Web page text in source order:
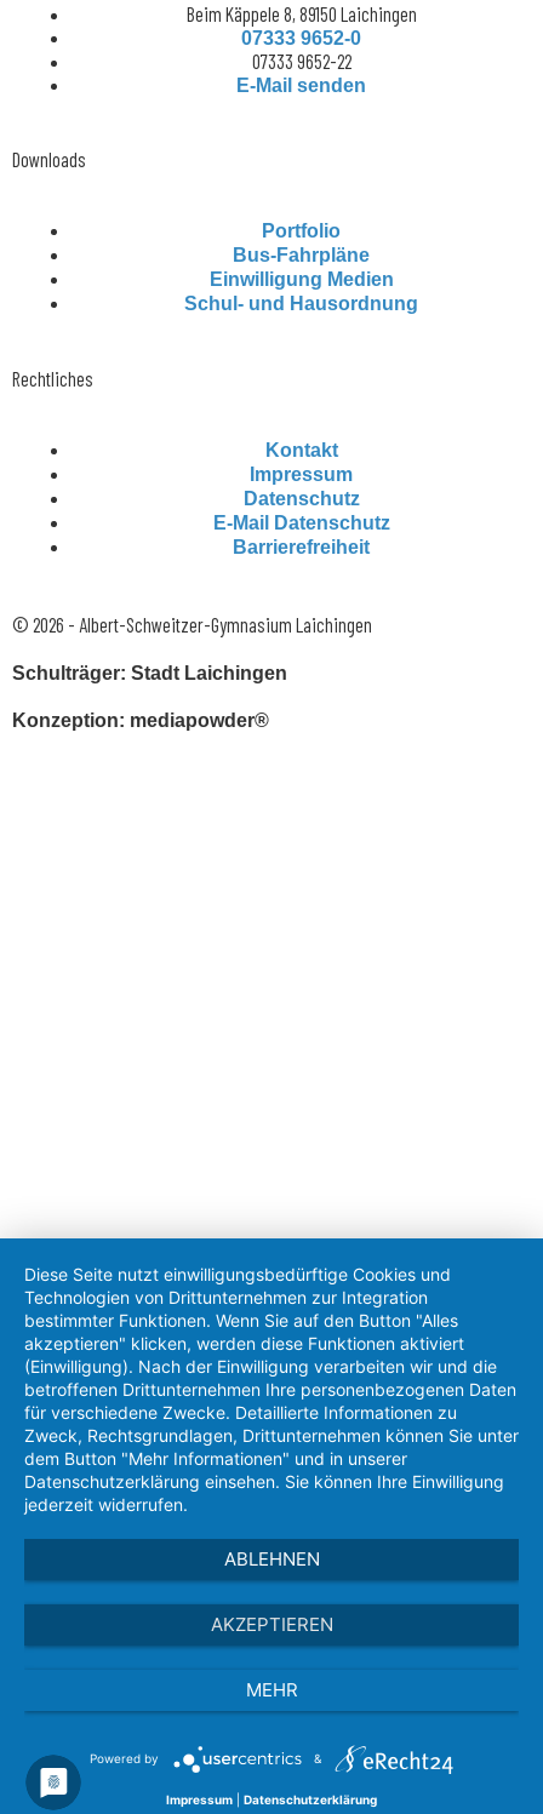
Beim Käppele 8, 89150 Laichingen
07333 9652-0
07333 9652-22
E-Mail senden
Downloads
Portfolio
Bus-Fahrpläne
Einwilligung Medien
Schul- und Hausordnung
Rechtliches
Kontakt
Impressum
Datenschutz
E-Mail Datenschutz
Barrierefreiheit
© 2026 - Albert-Schweitzer-Gymnasium Laichingen
Schulträger: Stadt Laichingen
Konzeption: mediapowder®
Diese Seite nutzt einwilligungsbedürftige Cookies und
Technologien von Drittunternehmen zur Integration
bestimmter Funktionen. Wenn Sie auf den Button "Alles
akzeptieren" klicken, werden diese Funktionen aktiviert
(Einwilligung). Nach der Einwilligung verarbeiten wir und die
betroffenen Drittunternehmen Ihre personenbezogenen Daten
für verschiedene Zwecke. Detaillierte Informationen zu
Zweck, Rechtsgrundlagen, Drittunternehmen können Sie unter
dem Button "Mehr Informationen" und in unserer
Datenschutzerklärung einsehen. Sie können Ihre Einwilligung
jederzeit widerrufen.
ABLEHNEN
AKZEPTIEREN
MEHR
Powered by &
Impressum Datenschutzerklärung